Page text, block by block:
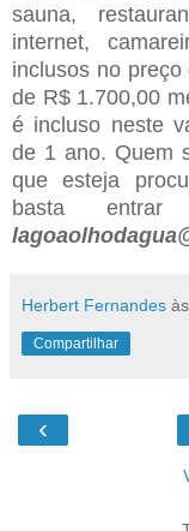
sauna,
internet,
inclusos no
de R$ 1.700,00
é incluso neste
de 1 ano. Quem
que esteja
basta
Herbert Fernandes às
Compartilhar
‹